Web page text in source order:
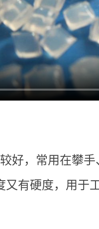
好，常用在攀手
又有硬度，用于